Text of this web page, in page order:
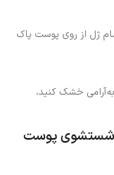
ژل از روی پوست پاک
خشک کنید،
شستشوی پوست